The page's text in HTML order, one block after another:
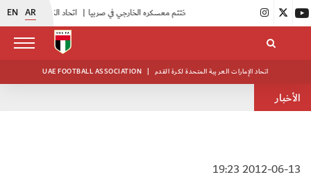
EN AR اتحاد الكرة يُنظم ورشة عمل للمراقبين المعتمدين |
UAE FOOTBALL ASSOCIATION | اتحاد الإمارات العربية المتحدة لكرة القدم
الأخبار
2012-06-13 19:23